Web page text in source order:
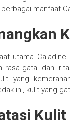
manfaat
utama Caladine
rasa gatal dan
yang
ini, kulit yang